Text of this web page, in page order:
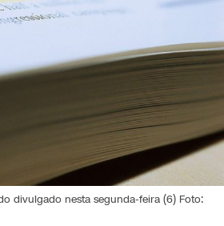
divulgado nesta segunda-feira (6) Foto: